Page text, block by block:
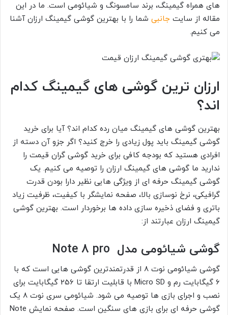
های همراه گیمینگ، برند سامسونگ و شیائومی است. ما در این
مقاله از سایت جانبی شما را با بهترین گوشی گیمینگ ارزان آشنا
می کنیم.
ارزان ترین گوشی های گیمینگ کدام
اند؟
بهترین گوشی های گیمینگ میان رده کدام اند؟ آیا برای خرید
گوشی گیمینگ باید پول زیادی را خرج کنید؟ اگر جزو آن دسته از
افرادی هستید که بودجه کافی برای خرید گوشی گران قیمت را
ندارید ما گوشی های گیمینگ ارزان را توصیه می کنیم. یک
گوشی گیمینگ حرفه ای از ویژگی هایی نظیر دارا بودن قدرت
گرافیکی، نرخ نوسازی بالا، صفحه نمایشگر با کیفیت، ظرفیت زیاد
باتری و فضای ذخیره سازی داده ها برخوردار است. بهترین گوشی
گیمینگ ارزان عبارتند از:
گوشی شیائومی مدل Note 8 pro
گوشی شیائومی نوت 8 از قدرتمندترین گوشی هایی است که با
6 گیگابایت رم و Micro SD با قابلیت ارتقا تا 256 گیگابایت برای
نصب و اجرای بازی ها توصیه می شود. شیائومی سری نوت 8 یک
گوشی حرفه ای برای بازی های سنگین است. صفحه نمایش Note